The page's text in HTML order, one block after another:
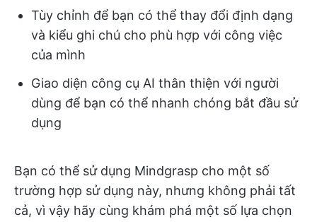
Tùy chỉnh để bạn có thể thay đổi định dạng
và kiểu ghi chú cho phù hợp với công việc
của mình
Giao diện công cụ AI thân thiện với người
dùng để bạn có thể nhanh chóng bắt đầu sử
dụng
Bạn có thể sử dụng Mindgrasp cho một số
trường hợp sử dụng này, nhưng không phải tất
cả, vì vậy hãy cùng khám phá một số lựa chọn